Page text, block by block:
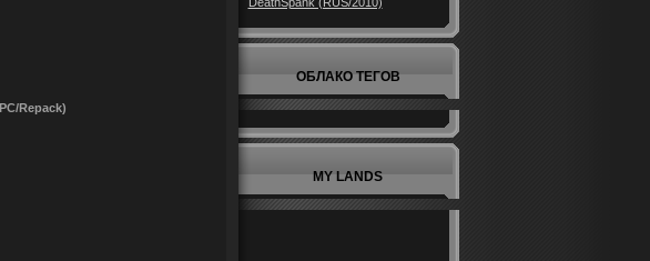
Repack)
ОБЛАКО ТЕГОВ
MY LANDS